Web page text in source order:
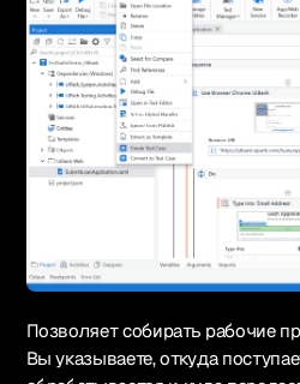
Позволяет собирать рабочие
Вы указываете, откуда